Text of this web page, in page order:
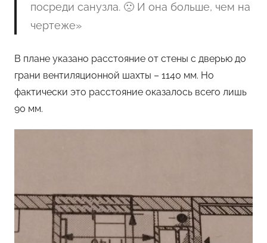
посреди санузла. 🙁 И она больше, чем на
чертеже»
В плане указано расстояние от стены с дверью до
грани вентиляционной шахты – 1140 мм. Но
фактически это расстояние оказалось всего лишь
90 мм.